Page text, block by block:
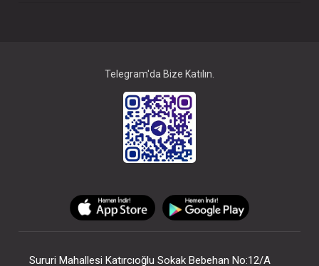
Telegram'da Bize Katılın.
Sururi Mahallesi Katırcıoğlu Sokak Bebehan No:12/A